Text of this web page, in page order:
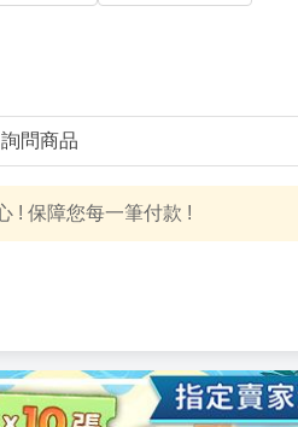
詢問商品
! 保障您每一筆付款 !